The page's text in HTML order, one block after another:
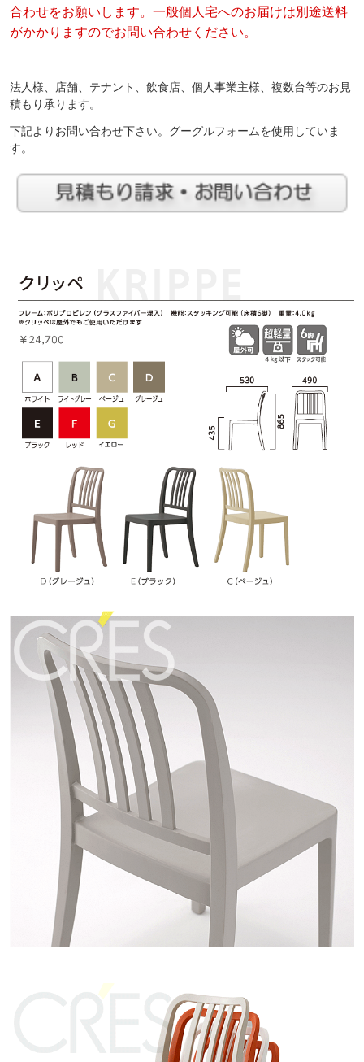
合わせをお願いします。一般個人宅へのお届けは別途送料
がかかりますのでお問い合わせください。
法人様、店舗、テナント、飲食店、個人事業主様、複数台等のお見
積もり承ります。
下記よりお問い合わせ下さい。グーグルフォームを使用していま
す。